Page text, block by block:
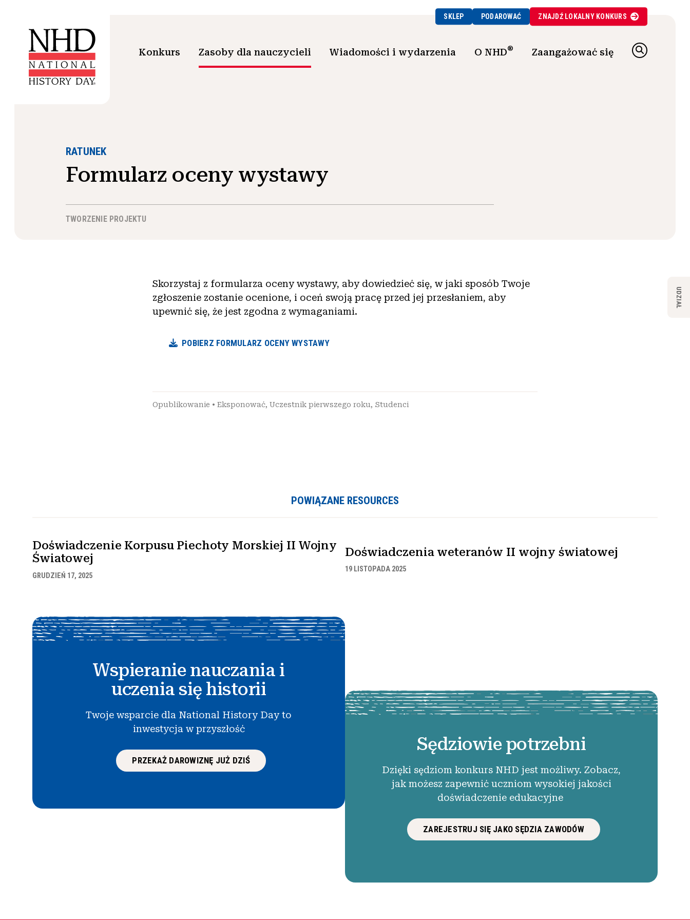
SKLEP PODAROWAĆ ZNAJDŹ LOKALNYKONKURS
Konkurs Zasoby dla nauczycieli Wiadomości i wydarzenia O NHD® Zaangażować się
RATUNEK
Formularz oceny wystawy
TWORZENIE PROJEKTU
Skorzystaj z formularza oceny wystawy, aby dowiedzieć się, w jaki sposób Twoje
zgłoszenie zostanie ocenione, i oceń swoją pracę przed jej przesłaniem, aby
upewnić się, że jest zgodna z wymaganiami.
POBIERZ FORMULARZ OCENY WYSTAWY
Opublikowanie • Eksponować, Uczestnik pierwszego roku, Studenci
UDZIAŁ
POWIĄZANE RESOURCES
Doświadczenie Korpusu Piechoty Morskiej II Wojny
Światowej
GRUDZIEŃ 17, 2025
Doświadczenia weteranów II wojny światowej
19 LISTOPADA 2025
Wspieranie nauczania i
uczenia się historii
Twoje wsparcie dla National History Day to
inwestycja w przyszłość
PRZEKAŻ DAROWIZNĘ JUŻ DZIŚ
Sędziowie potrzebni
Dzięki sędziom konkurs NHD jest możliwy. Zobacz,
jak możesz zapewnić uczniom wysokiej jakości
doświadczenie edukacyjne
ZAREJESTRUJ SIĘ JAKO SĘDZIA ZAWODÓW